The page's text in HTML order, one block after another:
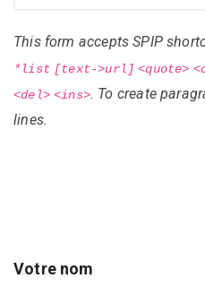
This form accepts SPIP
*list [text->url] <quote>
<del> <ins>. To create
lines.
Votre nom